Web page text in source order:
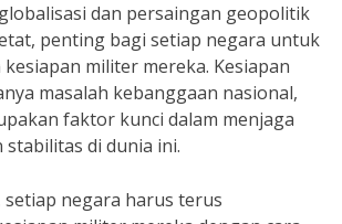
dan persaingan geopolitik
penting bagi setiap negara untuk
militer mereka. Kesiapan
masalah kebanggaan nasional,
faktor kunci dalam menjaga
stabilitas di dunia ini.
negara harus terus